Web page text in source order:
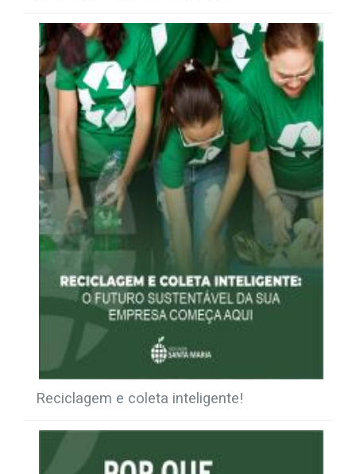
Reciclagem e coleta inteligente!